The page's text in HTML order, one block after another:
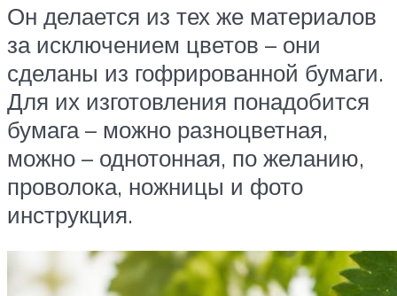
Он делается из тех же материалов
за исключением цветов – они
сделаны из гофрированной бумаги.
Для их изготовления понадобится
бумага – можно разноцветная,
можно – однотонная, по желанию,
проволока, ножницы и фото
инструкция.